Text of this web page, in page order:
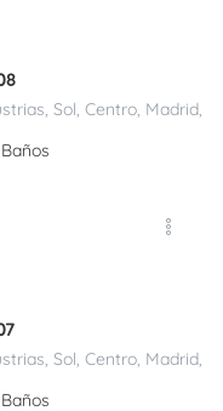
Sol, Centro, Madrid,
Baños
Sol, Centro, Madrid,
Baños